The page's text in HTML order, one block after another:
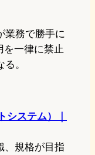
業務で勝手に
を一律に禁止
。
ステム）｜
、規格が目指